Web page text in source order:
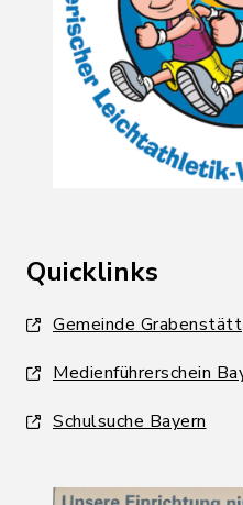
Quicklinks
Gemeinde Grabenstätt
Medienführerschein
Schulsuche Bayern